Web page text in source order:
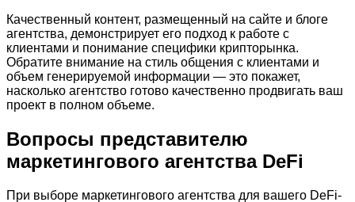
Качественный контент, размещенный на сайте и блоге
агентства, демонстрирует его подход к работе с
клиентами и понимание специфики крипторынка.
Обратите внимание на стиль общения с клиентами и
объем генерируемой информации — это покажет,
насколько агентство готово качественно продвигать ваш
проект в полном объеме.
Вопросы представителю
маркетингового агентства DeFi
При выборе маркетингового агентства для вашего DeFi-